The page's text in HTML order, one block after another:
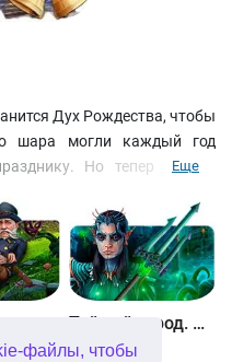
файлы, чтобы
Дух Рождества, чтобы
шара могли каждый год
Но теперь этому
Помешайте её планам,
на поиск предметов.
Еще
Тайный город. Подводное королевство. Коллекционное издание